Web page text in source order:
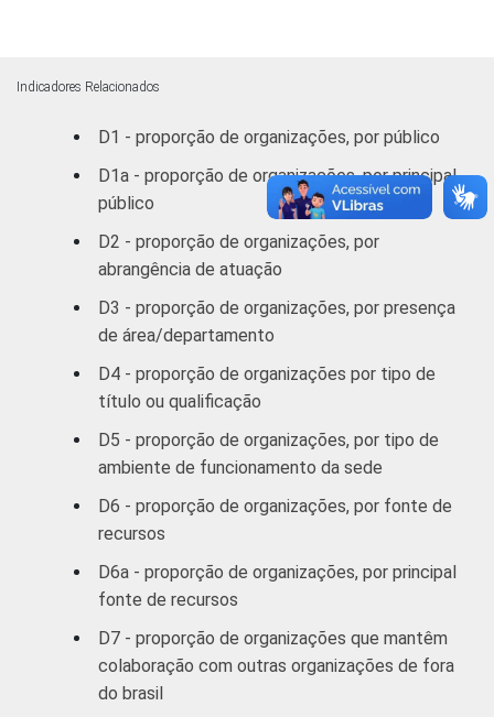
direitos
Religião 3
Outros
Base: 3.546 organizações sem fins
lucrativos. Dados coletados entre outubro
estimuladas.
Fonte: NIC.br - out/2012 a mar/2013
Indicadores Relacionados
D1 - proporção de organizações, por público
D1a - proporção de organizações, por principal
público
D2 - proporção de organizações, por
abrangência de atuação
D3 - proporção de organizações, por presença
de área/departamento
D4 - proporção de organizações por tipo de
título ou qualificação
D5 - proporção de organizações, por tipo de
ambiente de funcionamento da sede
D6 - proporção de organizações, por fonte de
recursos
D6a - proporção de organizações, por principal
fonte de recursos
D7 - proporção de organizações que mantêm
colaboração com outras organizações de fora
do brasil